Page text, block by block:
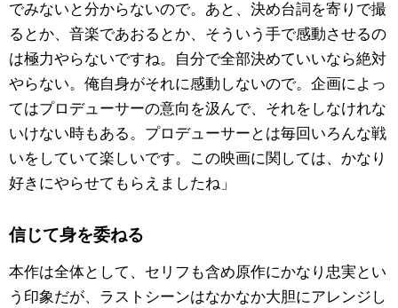
でみないと分からないので。あと、決め台詞を寄りで撮
るとか、音楽であおるとか、そういう手で感動させるの
は極力やらないですね。自分で全部決めていいなら絶対
やらない。俺自身がそれに感動しないので。企画によっ
てはプロデューサーの意向を汲んで、それをしなけれな
いけない時もある。プロデューサーとは毎回いろんな戦
いをしていて楽しいです。この映画に関しては、かなり
好きにやらせてもらえましたね」
信じて身を委ねる
本作は全体として、セリフも含め原作にかなり忠実とい
う印象だが、ラストシーンはなかなか大胆にアレンジし